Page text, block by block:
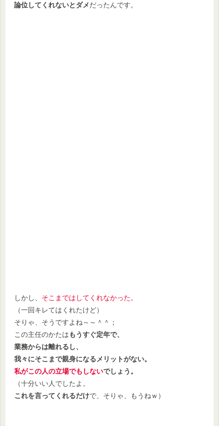
論位してくれないとダメだったんです。
しかし、 そこまではしてくれなかった。
（一回キレてはくれたけど）
そりゃ、そうですよね～～＾＾；
この主任のかたはもうすぐ定年で、
業務からは離れるし、
我々にそこまで親身になるメリットがない。
私がこの人の立場でもしないでしょう。
（十分いい人でしたよ。
これを言ってくれるだけで、そりゃ、もうねｗ）